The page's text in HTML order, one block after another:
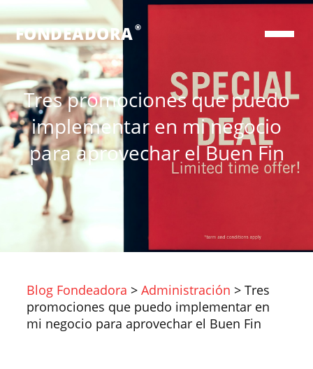
FONDEADORA ®
Tres promociones que puedo
implementar en mi negocio
para aprovechar el Buen Fin
Blog Fondeadora > Administración > Tres
promociones que puedo implementar en
mi negocio para aprovechar el Buen Fin